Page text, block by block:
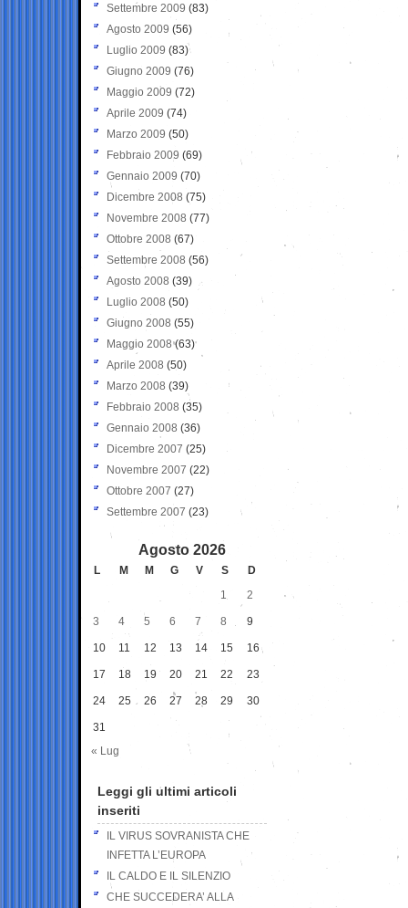
Settembre 2009 (83)
Agosto 2009 (56)
Luglio 2009 (83)
Giugno 2009 (76)
Maggio 2009 (72)
Aprile 2009 (74)
Marzo 2009 (50)
Febbraio 2009 (69)
Gennaio 2009 (70)
Dicembre 2008 (75)
Novembre 2008 (77)
Ottobre 2008 (67)
Settembre 2008 (56)
Agosto 2008 (39)
Luglio 2008 (50)
Giugno 2008 (55)
Maggio 2008(63)
Aprile 2008 (50)
Marzo 2008 (39)
Febbraio 2008 (35)
Gennaio 2008 (36)
Dicembre 2007 (25)
Novembre 2007 (22)
Ottobre 2007 (27)
Settembre 2007 (23)
Agosto 2026
L M M G V S
D
1
2
3 4 5 6 7 8 9
10 11 12 13 14 15 16
17 18 19 20 21 22 23
24 25 26 27 28 29 30
31
« Lug
Leggi gli ultimi articoli
inseriti
IL VIRUS SOVRANISTA CHE
INFETTA L’EUROPA
IL CALDO E IL SILENZIO
CHE SUCCEDERA’ ALLA